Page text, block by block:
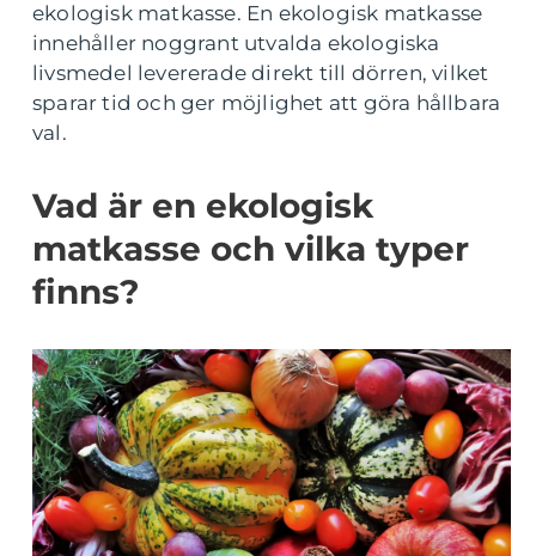
ekologisk matkasse. En ekologisk matkasse
innehåller noggrant utvalda ekologiska
livsmedel levererade direkt till dörren, vilket
sparar tid och ger möjlighet att göra hållbara
val.
Vad är en ekologisk
matkasse och vilka typer
finns?